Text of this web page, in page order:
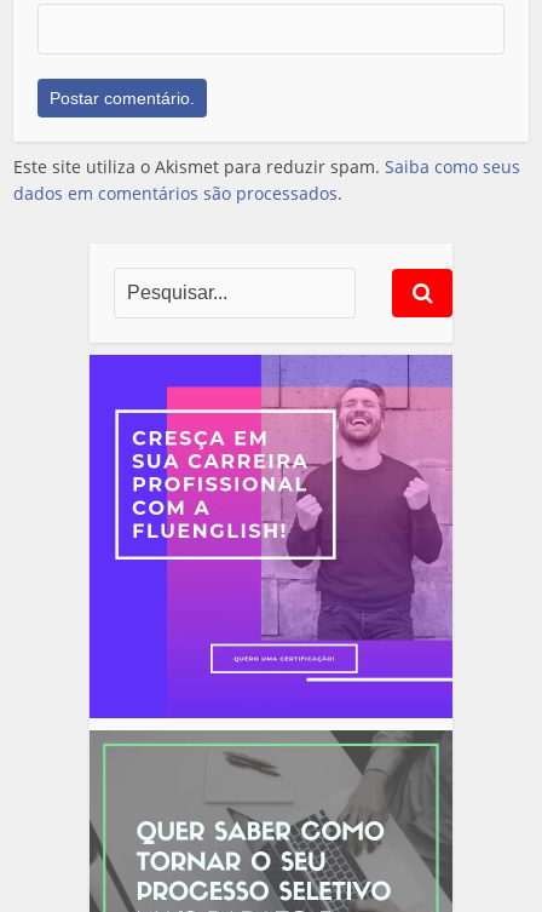
Este site utiliza o Akismet para reduzir spam.Saiba como seus
dados em comentários são processados.